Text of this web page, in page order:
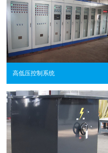
高低压控制系统